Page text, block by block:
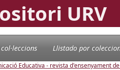
URV
Llistado por
Educativa - revista d'ensenyament